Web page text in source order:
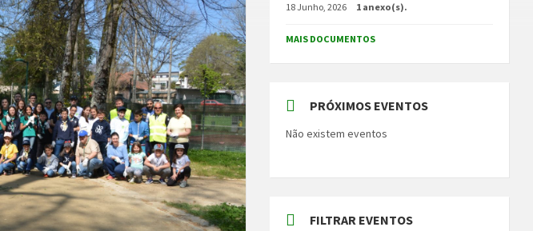
18 Junho, 2026 1 anexo(s).
MAIS DOCUMENTOS
PRÓXIMOS EVENTOS
Não existem eventos
FILTRAR EVENTOS